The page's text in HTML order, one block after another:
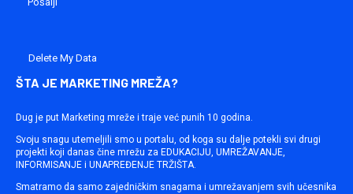
Delete My Data
ŠTA JE MARKETING MREŽA?
Dug je put Marketing mreže i traje već punih 10 godina.
Svoju snagu utemeljili smo u portalu, od koga su dalje potekli svi drugi
projekti koji danas čine mrežu za EDUKACIJU, UMREŽAVANJE,
INFORMISANJE i UNAPREĐENJE TRŽIŠTA.
Smatramo da samo zajedničkim snagama i umrežavanjem svih učesnika